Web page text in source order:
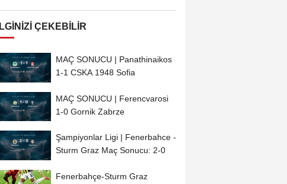
İLGINIZI ÇEKEBILIR
MAÇ SONUCU | Panathinaikos
1-1 CSKA 1948 Sofia
MAÇ SONUCU | Ferencvarosi
1-0 Gornik Zabrze
Şampiyonlar Ligi | Fenerbahce -
Sturm Graz Maç Sonucu: 2-0
Fenerbahçe-Sturm Graz